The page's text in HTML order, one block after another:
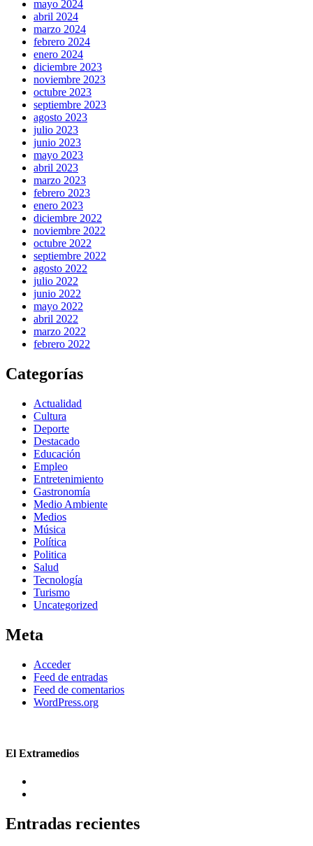
mayo 2024
abril 2024
marzo 2024
febrero 2024
enero 2024
diciembre 2023
noviembre 2023
octubre 2023
septiembre 2023
agosto 2023
julio 2023
junio 2023
mayo 2023
abril 2023
marzo 2023
febrero 2023
enero 2023
diciembre 2022
noviembre 2022
octubre 2022
septiembre 2022
agosto 2022
julio 2022
junio 2022
mayo 2022
abril 2022
marzo 2022
febrero 2022
Categorías
Actualidad
Cultura
Deporte
Destacado
Educación
Empleo
Entretenimiento
Gastronomía
Medio Ambiente
Medios
Música
Política
Politica
Salud
Tecnología
Turismo
Uncategorized
Meta
Acceder
Feed de entradas
Feed de comentarios
WordPress.org
El Extramedios
Entradas recientes